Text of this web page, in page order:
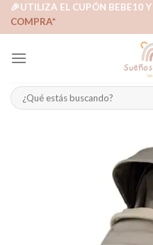
Skip🎉UTILIZA EL CUPÓN BEBE10 Y
COMPRA*
Buscar
por: